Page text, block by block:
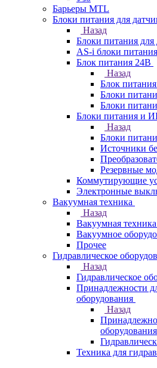
Барьеры MTL
Блоки питания для
Назад
Блоки питания для
AS-i блоки питания
Блок питания 24В
Назад
Блок
Блоки
Блоки
Блоки питания и
Назад
Блоки
Источники
Резервные
Коммутирующие
Электронные
Вакуумная техника
Назад
Вакуумная техника
Вакуумное
Прочее
Гидравлическое
Назад
Гидравлическое
Принадлежности
оборудования
Назад
оборудования
Техника для